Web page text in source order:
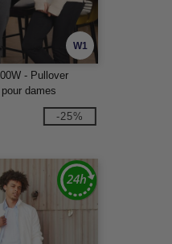
W1
- Pullover
pour dames
-25%